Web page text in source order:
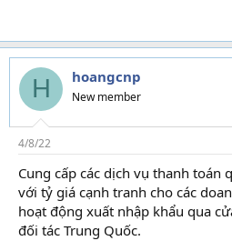
H hoangcnp
New member
4/8/22
Cung cấp các dịch vụ thanh toán
với tỷ giá cạnh tranh cho các
hoạt động xuất nhập khẩu qua
đối tác Trung Quốc.